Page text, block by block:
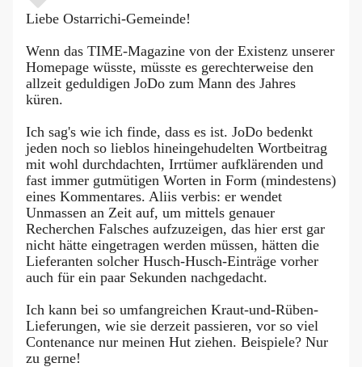
Liebe Ostarrichi-Gemeinde!
Wenn das TIME-Magazine von der Existenz unserer
Homepage wüsste, müsste es gerechterweise den
allzeit geduldigen JoDo zum Mann des Jahres
küren.
Ich sag's wie ich finde, dass es ist. JoDo bedenkt
jeden noch so lieblos hineingehudelten Wortbeitrag
mit wohl durchdachten, Irrtümer aufklärenden und
fast immer gutmütigen Worten in Form (mindestens)
eines Kommentares. Aliis verbis: er wendet
Unmassen an Zeit auf, um mittels genauer
Recherchen Falsches aufzuzeigen, das hier erst gar
nicht hätte eingetragen werden müssen, hätten die
Lieferanten solcher Husch-Husch-Einträge vorher
auch für ein paar Sekunden nachgedacht.
Ich kann bei so umfangreichen Kraut-und-Rüben-
Lieferungen, wie sie derzeit passieren, vor so viel
Contenance nur meinen Hut ziehen. Beispiele? Nur
zu gerne!